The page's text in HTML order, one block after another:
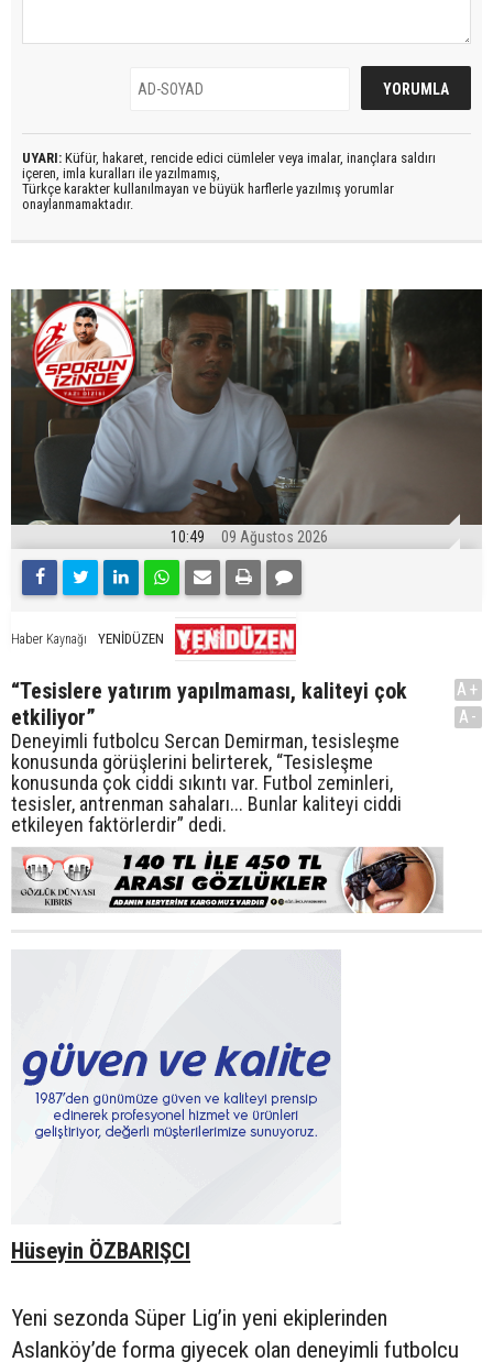
UYARI: Küfür, hakaret, rencide edici cümleler veya imalar, inançlara saldırı
içeren, imla kuralları ile yazılmamış,
Türkçe karakter kullanılmayan ve büyük harflerle yazılmış yorumlar
onaylanmamaktadır.
10:49 09 Ağustos 2026
Haber Kaynağı YENİDÜZEN
“Tesislere yatırım yapılmaması, kaliteyi çok
etkiliyor”
Deneyimli futbolcu Sercan Demirman, tesisleşme
konusunda görüşlerini belirterek, “Tesisleşme
konusunda çok ciddi sıkıntı var. Futbol zeminleri,
tesisler, antrenman sahaları... Bunlar kaliteyi ciddi
etkileyen faktörlerdir” dedi.
A+
A-
Hüseyin ÖZBARIŞCI
Yeni sezonda Süper Lig’in yeni ekiplerinden
Aslanköy’de forma giyecek olan deneyimli futbolcu